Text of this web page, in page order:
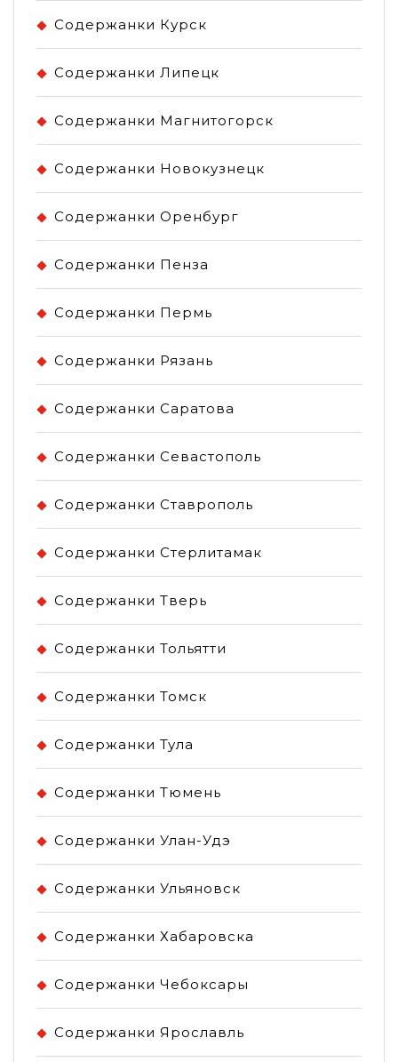
Содержанки Курск
Содержанки Липецк
Содержанки Магнитогорск
Содержанки Новокузнецк
Содержанки Оренбург
Содержанки Пенза
Содержанки Пермь
Содержанки Рязань
Содержанки Саратова
Содержанки Севастополь
Содержанки Ставрополь
Содержанки Стерлитамак
Содержанки Тверь
Содержанки Тольятти
Содержанки Томск
Содержанки Тула
Содержанки Тюмень
Содержанки Улан-Удэ
Содержанки Ульяновск
Содержанки Хабаровска
Содержанки Чебоксары
Содержанки Ярославль